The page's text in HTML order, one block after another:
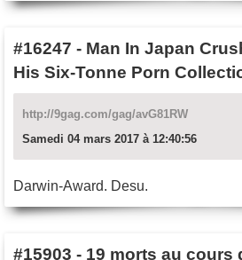
#16247 - Man In Japan
His Six-Tonne Porn
http://9gag.com/gag/avG81RW
Samedi 04 mars 2017 à 12:40:56
Darwin-Award. Desu.
#15903 - 19 morts au cours